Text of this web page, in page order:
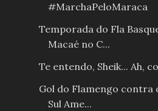
#MarchaPeloMaraca
Temporada do Fla
Macaé no C...
Te entendo, Sheik... Ah,
Gol do Flamengo contra
Sul Ame...